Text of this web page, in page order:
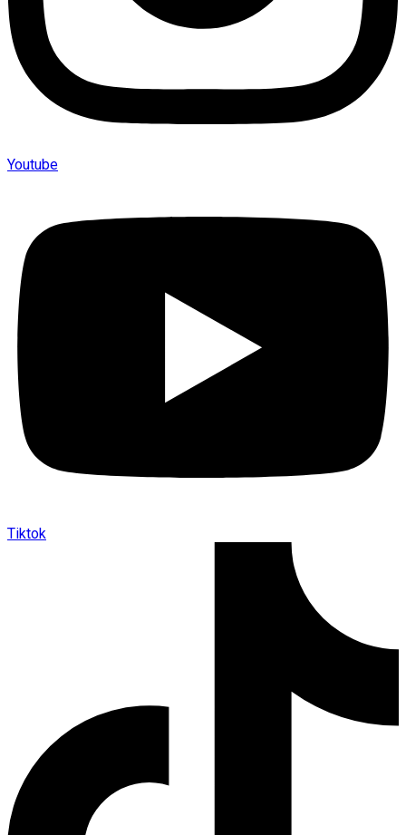
Youtube
Tiktok